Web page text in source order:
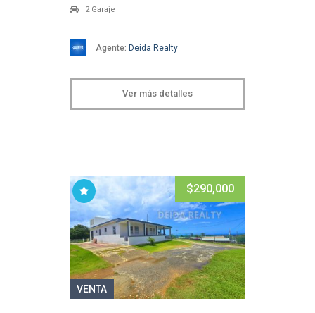
2 Garaje
Agente: Deida Realty
Ver más detalles
VENTA
$290,000